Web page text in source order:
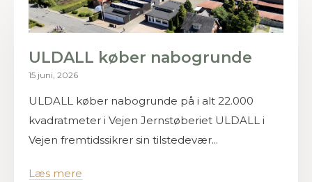
ULDALL køber nabogrunde
15 juni, 2026
ULDALL køber nabogrunde på i alt 22.000
kvadratmeter i Vejen Jernstøberiet ULDALL i
Vejen fremtidssikrer sin tilstedevær...
Læs mere